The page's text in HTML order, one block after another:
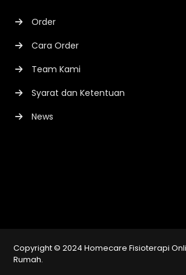
Order
Cara Order
Team Kami
Syarat dan Ketentuan
News
Copyright © 2024 Homecare Fisioterapi
Rumah.